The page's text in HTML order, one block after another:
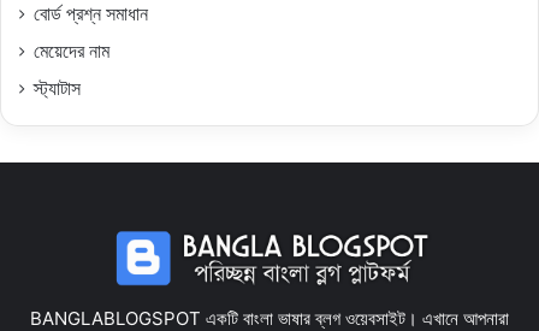
বোর্ড প্রশ্ন সমাধান
মেয়েদের নাম
স্ট্যাটাস
BANGLABLOGSPOT একটি বাংলা ভাষার ব্লগ ওয়েবসাইট। এখানে আপনারা